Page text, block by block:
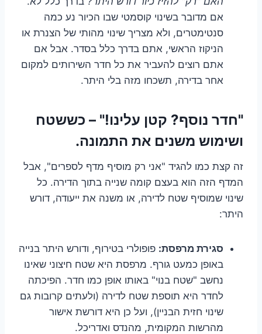
אם מדובר בשינוי קוסמטי שבו הכיור נע כמה
סנטימטרים, ולא מצריך שינוי מהותי של הצנרת או
הניקוז הראשי, אתם בדרך כלל בסדר. אבל אם
אתם רוצים להעביר את כל חדר השירותים למקום
אחר בדירה, תשכחו מזה בלי היתר.
"חדר נוסף? קטן עלינו!" – כששטח
ושימוש משנים את התמונה.
זה קצת כמו להגיד "אני רק מוסיף מדף לספרים", אבל
המדף הזה הוא בעצם קומה שנייה בתוך הדירה. כל
שינוי שמוסיף שטח לדירה, או משנה את ייעודה, דורש
היתר:
סגירת מרפסת: פופולרי בטירוף, ודורש היתר בנייה
באופן כמעט גורף. מרפסת היא שטח חיצוני שאינו
נחשב "שטח בנוי" באותו אופן כמו חדר. הפיכתה
לחדר היא תוספת שטח לדירה (ולעתים קרובות גם
שינוי חזית הבניין), ועל כן היא דורשת אישור
מהרשות המקומית, מהנדס ואדריכל.